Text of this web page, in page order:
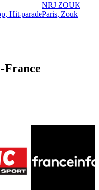
Hit-parade
NRJ ZOUK
Paris, Zouk
France